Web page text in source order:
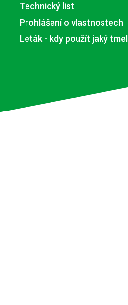
Technický list
Prohlášení o vlastnostech
Leták - kdy použít jaký tmel